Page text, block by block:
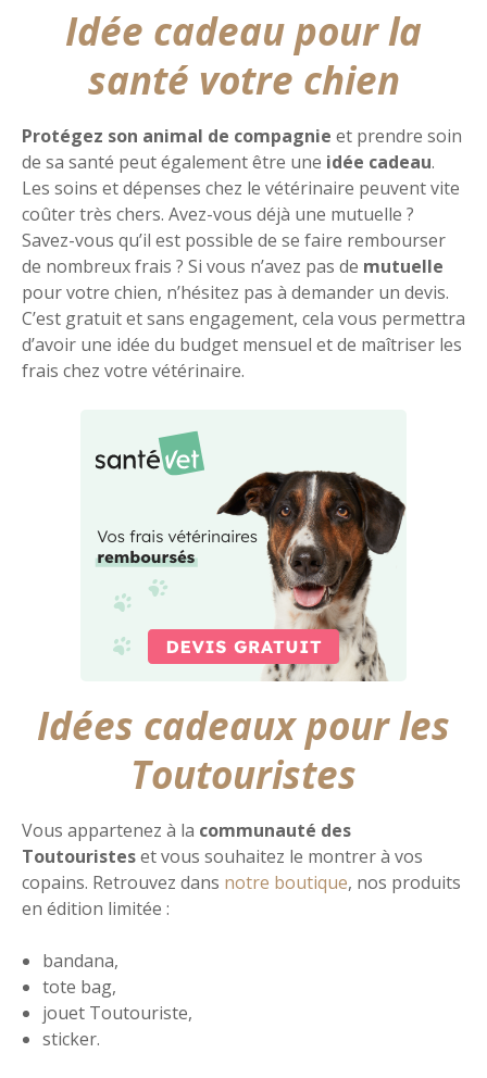
Idée cadeau pour la
santé votre chien
Protégez son animal de compagnie et prendre soin
de sa santé peut également être une idée cadeau.
Les soins et dépenses chez le vétérinaire peuvent vite
coûter très chers. Avez-vous déjà une mutuelle ?
Savez-vous qu’il est possible de se faire rembourser
de nombreux frais ? Si vous n’avez pas de mutuelle
pour votre chien, n’hésitez pas à demander un devis.
C’est gratuit et sans engagement, cela vous permettra
d’avoir une idée du budget mensuel et de maîtriser les
frais chez votre vétérinaire.
Idées cadeaux pour les
Toutouristes
Vous appartenez à la communauté des
Toutouristeset vous souhaitez le montrer à vos
copains. Retrouvez dans notre boutique, nos produits
en édition limitée :
bandana,
tote bag,
jouet Toutouriste,
sticker.